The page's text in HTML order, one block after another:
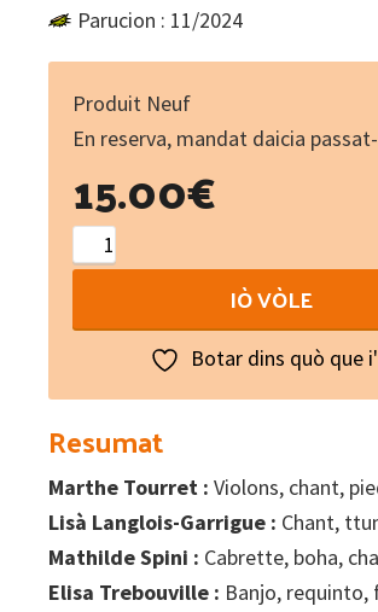
Parucion : 11/2024
Produit Neuf
En reserva, mandat daicia
15.00€
Bòsc
(Vinyle)
IÒ VÒLE
Botar dins quò que
Resumat
Marthe Tourret : Violons, chant,
Lisà Langlois-Garrigue : Chant,
Mathilde Spini : Cabrette, boha,
Elisa Trebouville : Banjo,